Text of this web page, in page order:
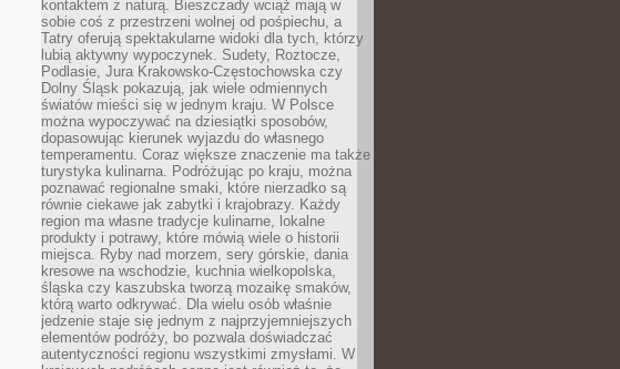
kontaktem z naturą. Bieszczady wciąż mają w
sobie coś z przestrzeni wolnej od pośpiechu, a
Tatry oferują spektakularne widoki dla tych, którzy
lubią aktywny wypoczynek. Sudety, Roztocze,
Podlasie, Jura Krakowsko-Częstochowska czy
Dolny Śląsk pokazują, jak wiele odmiennych
światów mieści się w jednym kraju. W Polsce
można wypoczywać na dziesiątki sposobów,
dopasowując kierunek wyjazdu do własnego
temperamentu. Coraz większe znaczenie ma także
turystyka kulinarna. Podróżując po kraju, można
poznawać regionalne smaki, które nierzadko są
równie ciekawe jak zabytki i krajobrazy. Każdy
region ma własne tradycje kulinarne, lokalne
produkty i potrawy, które mówią wiele o historii
miejsca. Ryby nad morzem, sery górskie, dania
kresowe na wschodzie, kuchnia wielkopolska,
śląska czy kaszubska tworzą mozaikę smaków,
którą warto odkrywać. Dla wielu osób właśnie
jedzenie staje się jednym z najprzyjemniejszych
elementów podróży, bo pozwala doświadczać
autentyczności regionu wszystkimi zmysłami. W